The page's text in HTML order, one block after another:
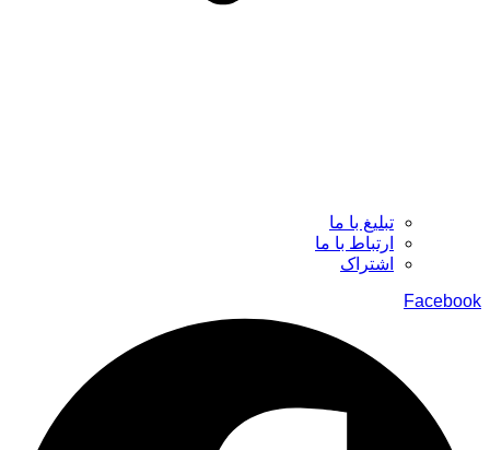
تبلیغ با ما
ارتباط با ما
اشتراک
Facebook